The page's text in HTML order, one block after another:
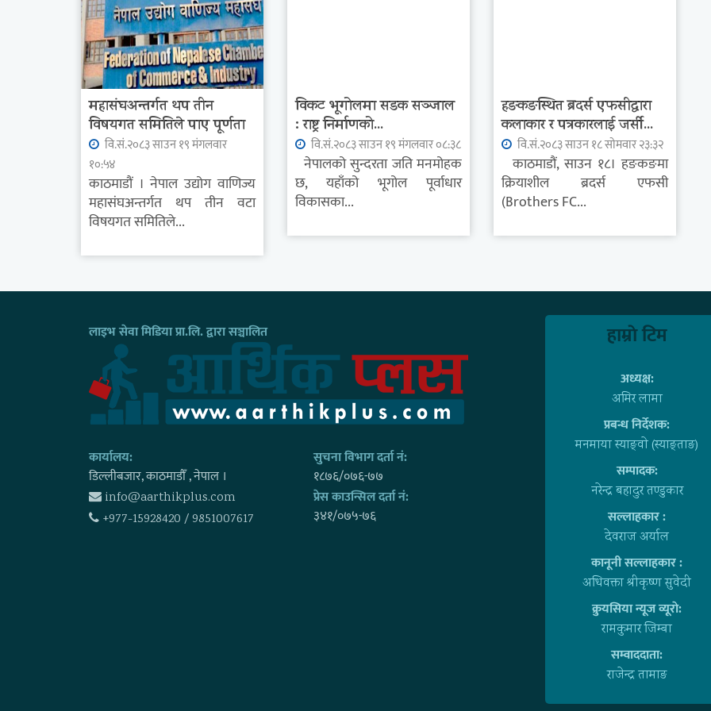
महासंघअन्तर्गत थप तीन
विषयगत समितिले पाए पूर्णता
वि.सं.२०८३ साउन १९ मंगलवार
१०:५४
काठमाडौं । नेपाल उद्योग वाणिज्य
महासंघअन्तर्गत थप तीन वटा
विषयगत समितिले...
विकट भूगोलमा सडक सञ्जाल
: राष्ट्र निर्माणको...
वि.सं.२०८३ साउन १९ मंगलवार ०८:३८
नेपालको सुन्दरता जति मनमोहक
छ, यहाँको भूगोल पूर्वाधार
विकासका...
हङकङस्थित ब्रदर्स एफसीद्वारा
कलाकार र पत्रकारलाई जर्सी...
वि.सं.२०८३ साउन १८ सोमवार २३:३२
काठमाडौं, साउन १८। हङकङमा
क्रियाशील ब्रदर्स एफसी
(Brothers FC...
लाइभ सेवा मिडिया प्रा.लि. द्वारा सञ्चालित
कार्यालय:
डिल्लीबजार, काठमाडाैँ , नेपाल ।
info@aarthikplus.com
+977-15928420 / 9851007617
सुचना विभाग दर्ता नं:
१८७६/०७६-७७
प्रेस काउन्सिल दर्ता नं:
३४१/०७५-७६
हाम्राे टिम
अध्यक्ष:
अमिर लामा
प्रबन्ध निर्देशक:
मनमाया स्याङ्वाे (स्याङ्ताङ)
सम्पादक:
नरेन्द्र बहादुर तण्डुकार
सल्लाहकार :
देवराज अर्याल
कानूनी सल्लाहकार :
अधिवक्ता श्रीकृष्ण सुवेदी
क्रुयसिया न्यूज व्यूराे:
रामकुमार जिम्बा
सम्वाददाता:
राजेन्द्र तामाङ